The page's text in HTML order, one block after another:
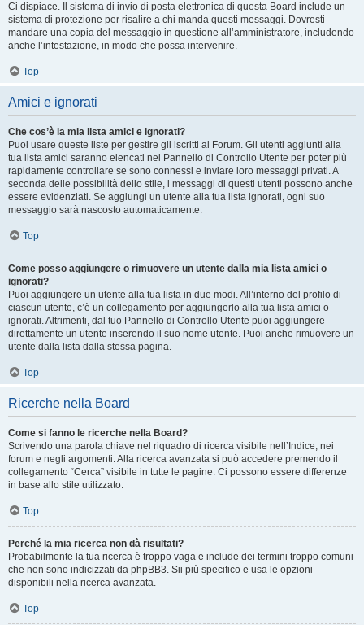
Ci dispiace. Il sistema di invio di posta elettronica di questa Board include un
sistema di protezione per risalire a chi manda questi messaggi. Dovresti
mandare una copia del messaggio in questione all’amministratore, includendo
anche l’intestazione, in modo che possa intervenire.
Top
Amici e ignorati
Che cos’è la mia lista amici e ignorati?
Puoi usare queste liste per gestire gli iscritti al Forum. Gli utenti aggiunti alla
tua lista amici saranno elencati nel Pannello di Controllo Utente per poter più
rapidamente controllare se sono connessi e inviare loro messaggi privati. A
seconda delle possibilità dello stile, i messaggi di questi utenti possono anche
essere evidenziati. Se aggiungi un utente alla tua lista ignorati, ogni suo
messaggio sarà nascosto automaticamente.
Top
Come posso aggiungere o rimuovere un utente dalla mia lista amici o
ignorati?
Puoi aggiungere un utente alla tua lista in due modi. All’interno del profilo di
ciascun utente, c’è un collegamento per aggiungerlo alla tua lista amici o
ignorati. Altrimenti, dal tuo Pannello di Controllo Utente puoi aggiungere
direttamente un utente inserendo il suo nome utente. Puoi anche rimuovere un
utente dalla lista dalla stessa pagina.
Top
Ricerche nella Board
Come si fanno le ricerche nella Board?
Scrivendo una parola chiave nel riquadro di ricerca visibile nell’Indice, nei
forum e negli argomenti. Alla ricerca avanzata si può accedere premendo il
collegamento “Cerca” visibile in tutte le pagine. Ci possono essere differenze
in base allo stile utilizzato.
Top
Perché la mia ricerca non dà risultati?
Probabilmente la tua ricerca è troppo vaga e include dei termini troppo comuni
che non sono indicizzati da phpBB3. Sii più specifico e usa le opzioni
disponibili nella ricerca avanzata.
Top